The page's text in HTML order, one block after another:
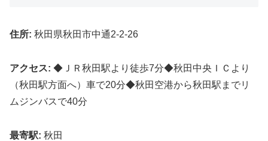
住所: 秋田県秋田市中通2-2-26
アクセス: ◆ＪＲ秋田駅より徒歩7分◆秋田中央ＩＣより
（秋田駅方面へ）車で20分◆秋田空港から秋田駅までリ
ムジンバスで40分
最寄駅: 秋田